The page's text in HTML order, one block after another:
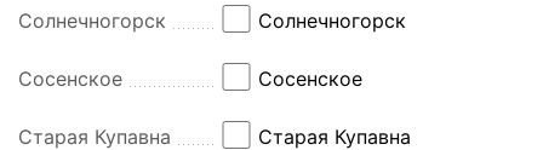
Солнечногорск Солнечногорск
Сосенское Сосенское
Старая Купавна Старая Купавна